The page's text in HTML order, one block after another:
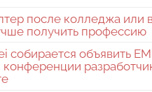
после колледжа или
получить профессию
собирается объявить
конференции